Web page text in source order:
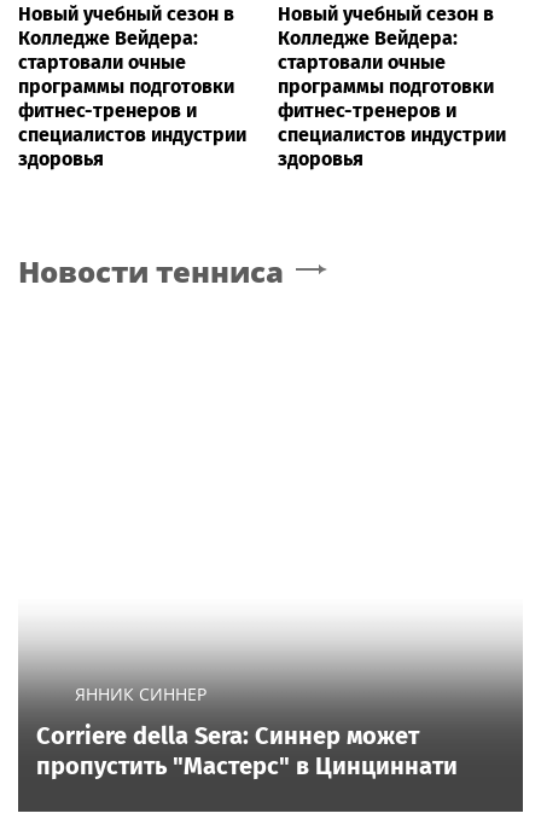
Новый учебный сезон в
Колледже Вейдера:
стартовали очные
программы подготовки
фитнес-тренеров и
специалистов индустрии
здоровья
Новый учебный сезон в
Колледже Вейдера:
стартовали очные
программы подготовки
фитнес-тренеров и
специалистов индустрии
здоровья
Новости тенниса
ЯННИК СИННЕР
Corriere della Sera: Синнер может
пропустить "Мастерс" в Цинциннати